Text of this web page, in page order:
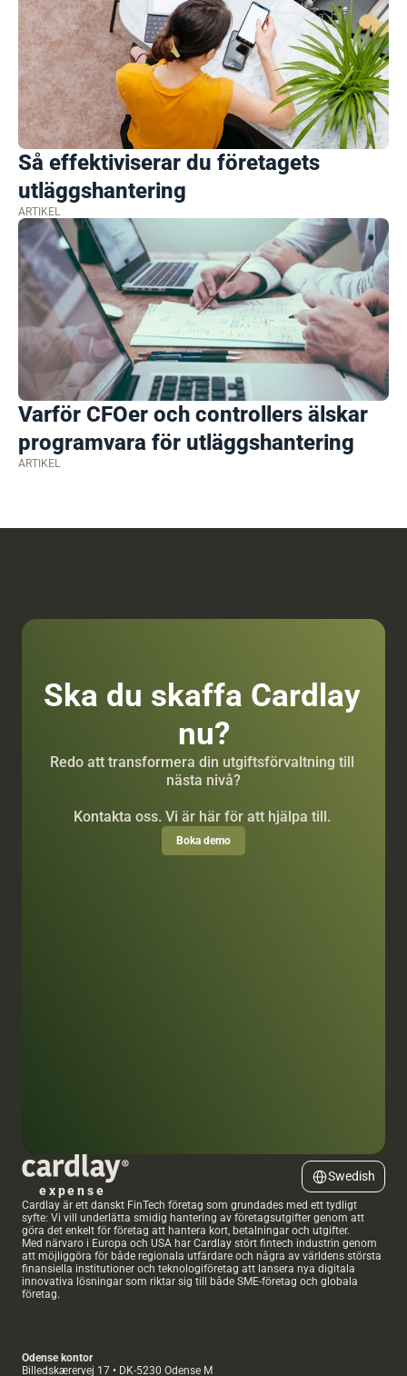
Så effektiviserar du företagets
utläggshantering
ARTIKEL
Varför CFOer och controllers älskar
programvara för utläggshantering
ARTIKEL
expense
Select Language
Swedish
Cardlay är ett danskt FinTech företag som grundades med ett tydligt
syfte: Vi vill underlätta smidig hantering av företagsutgifter genom att
göra det enkelt för företag att hantera kort, betalningar och utgifter.
Med närvaro i Europa och USA har Cardlay stört fintech industrin genom
att möjliggöra för både regionala utfärdare och några av världens största
finansiella institutioner och teknologiföretag att lansera nya digitala
innovativa lösningar som riktar sig till både SME-företag och globala
företag.
Odense kontor
Billedskærervej 17 • DK-5230 Odense M
Ska du skaffa Cardlay
nu?
Redo att transformera din utgiftsförvaltning till
nästa nivå?
Kontakta oss. Vi är här för att hjälpa till.
Boka demo